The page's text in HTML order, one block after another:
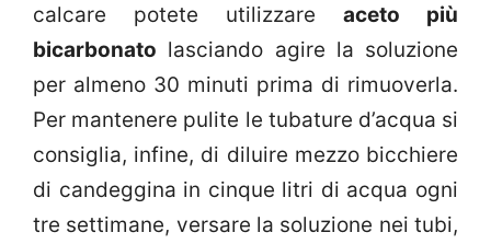
calcare potete utilizzare aceto più
bicarbonato lasciando agire la soluzione
per almeno 30 minuti prima di rimuoverla.
Per mantenere pulite le tubature d’acqua si
consiglia, infine, di diluire mezzo bicchiere
di candeggina in cinque litri di acqua ogni
tre settimane, versare la soluzione nei tubi,